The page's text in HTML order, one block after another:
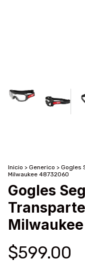
Inicio > Generico > Gogles
Milwaukee 48732060
Gogles
$599.00